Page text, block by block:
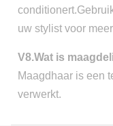
uw stylist voor
V8.Wat is
Maagdhaar is een
verwerkt.